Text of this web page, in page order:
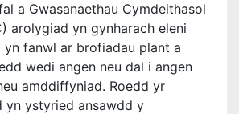
a Gwasanaethau Cymdeithasol
arolygiad yn gynharach eleni
yn fanwl ar brofiadau plant a
wedi angen neu dal i angen
amddiffyniad. Roedd yr
yn ystyried ansawdd y